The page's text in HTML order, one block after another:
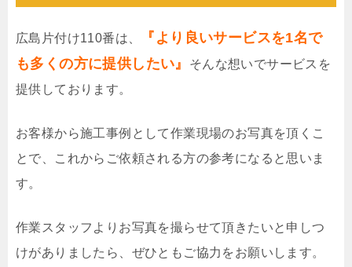
広島片付け110番は、
『より良いサービスを1名で
も多くの方に提供したい』
そんな想いでサービスを
提供しております。
お客様から施工事例として作業現場のお写真を頂くこ
とで、これからご依頼される方の参考になると思いま
す。
作業スタッフよりお写真を撮らせて頂きたいと申しつ
けがありましたら、ぜひともご協力をお願いします。